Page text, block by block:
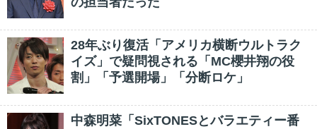
28年ぶり復活「アメリカ横断ウルトラク
イズ」で疑問視される「MC櫻井翔の役
割」「予選開場」「分断ロケ」
中森明菜「SixTONESとバラエティー番